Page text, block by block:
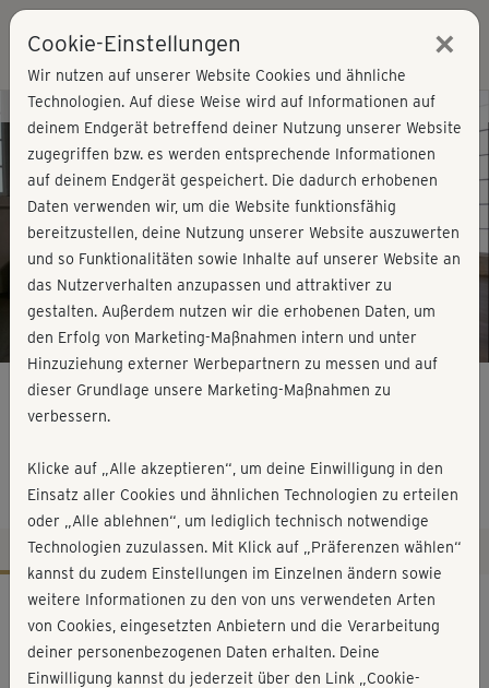
Play
Video
Kursvorschau - Jetzt mitmachen!
High Intensity Fatburner - Cool-down &
Stretch
Workout-Facts
leicht
11 Min
Cookie-Einstellungen ×
Wir nutzen auf unserer Website Cookies und ähnliche
Technologien. Auf diese Weise wird auf Informationen auf
deinem Endgerät betreffend deiner Nutzung unserer Website
zugegriffen bzw. es werden entsprechende Informationen
auf deinem Endgerät gespeichert. Die dadurch erhobenen
Daten verwenden wir, um die Website funktionsfähig
bereitzustellen, deine Nutzung unserer Website auszuwerten
und so Funktionalitäten sowie Inhalte auf unserer Website an
das Nutzerverhalten anzupassen und attraktiver zu
gestalten. Außerdem nutzen wir die erhobenen Daten, um
den Erfolg von Marketing-Maßnahmen intern und unter
Hinzuziehung externer Werbepartnern zu messen und auf
dieser Grundlage unsere Marketing-Maßnahmen zu
verbessern.
Klicke auf „Alle akzeptieren“, um deine Einwilligung in den
Einsatz aller Cookies und ähnlichen Technologien zu erteilen
oder „Alle ablehnen“, um lediglich technisch notwendige
Technologien zuzulassen. Mit Klick auf „Präferenzen wählen“
kannst du zudem Einstellungen im Einzelnen ändern sowie
weitere Informationen zu den von uns verwendeten Arten
von Cookies, eingesetzten Anbietern und die Verarbeitung
deiner personenbezogenen Daten erhalten. Deine
Einwilligung kannst du jederzeit über den Link „Cookie-